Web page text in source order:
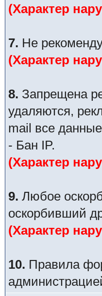
(Характер
7. Не
(Характер
8. Запрещена
удаляются,
mail все
- Бан IP.
(Характер
9. Любое
оскорбивший
(Характер
10. Правила